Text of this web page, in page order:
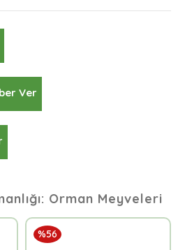
Ver
Orman Meyveleri
%56